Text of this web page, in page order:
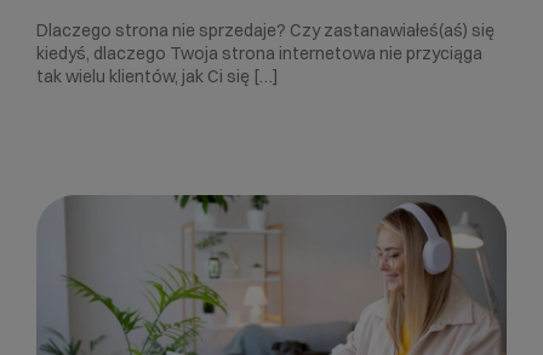
Dlaczego strona nie sprzedaje? Czy zastanawiałeś(aś) się
kiedyś, dlaczego Twoja strona internetowa nie przyciąga
tak wielu klientów, jak Ci się […]